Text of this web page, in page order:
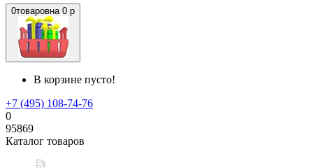
0товаровна 0 р
В корзине пусто!
+7 (495) 108-74-76
0
95869
Каталог товаров